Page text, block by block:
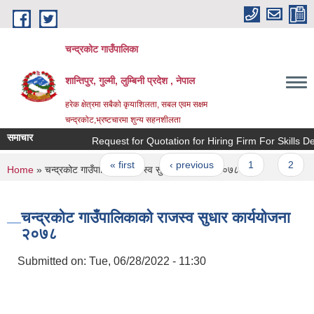
Skip to main content
चन्द्रकोट गाउँपालिका
शान्तिपुर, गुल्मी, लुम्बिनी प्रदेश , नेपाल
हरेक क्षेत्रमा सबैको कृयाशिलता, सबल एवम सक्षम
चन्द्रकोट,भ्रष्टचारमा शुन्य सहनशीलता
समाचार Request for Quotation for Hiring Firm For Skills
Pages
« first ‹ previous 1
You are here
Home » चन्द्रकोट गाउँपालिकाको राजस्व सुधार कार्ययोजना २०७८
चन्द्रकोट गाउँपालिकाको राजस्व सुधार कार्ययोजना
२०७८
Submitted on: Tue, 06/28/2022 - 11:30